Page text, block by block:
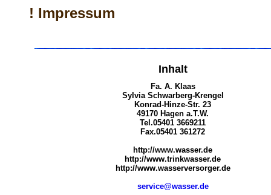
! Impressum
Inhalt
Fa. A. Klaas
Sylvia Schwarberg-Krengel
Konrad-Hinze-Str. 23
49170 Hagen a.T.W.
Tel.05401 3669211
Fax.05401 361272
http://www.wasser.de
http://www.trinkwasser.de
http://www.wasserversorger.de
service@wasser.de